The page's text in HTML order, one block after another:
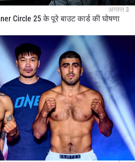
अगस्त 3
Circle 25 के पूरे बाउट कार्ड की घोषणा